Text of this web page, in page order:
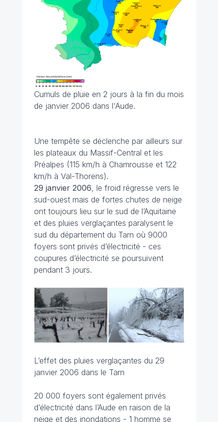
Cumuls de pluie en 2 jours à la fin du mois
de janvier 2006 dans l'Aude.
Une tempête se déclenche par ailleurs sur
les plateaux du Massif-Central et les
Préalpes (115 km/h à Chamrousse et 122
km/h à Val-Thorens).
29 janvier 2006, le froid régresse vers le
sud-ouest mais de fortes chutes de neige
ont toujours lieu sur le sud de l’Aquitaine
et des pluies verglaçantes paralysent le
sud du département du Tarn où 9000
foyers sont privés d’électricité - ces
coupures d’électricité se poursuivent
pendant 3 jours.
L’effet des pluies verglaçantes du 29
janvier 2006 dans le Tarn
20 000 foyers sont également privés
d’électricité dans l’Aude en raison de la
neige et des inondations - 1 homme se